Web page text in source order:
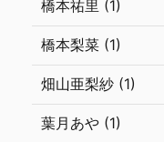
橋本祐里 (1)
橋本梨菜 (1)
畑山亜梨紗 (1)
葉月あや (1)